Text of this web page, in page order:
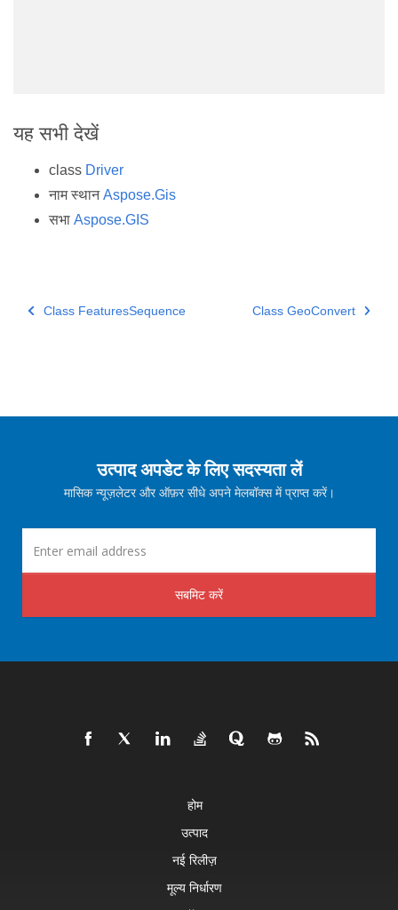
यह सभी देखें
class Driver
नाम स्थानAspose.Gis
सभा Aspose.GIS
Class FeaturesSequence Class GeoConvert
उत्पाद अपडेट के लिए सदस्यता लें
मासिक न्यूज़लेटर और ऑफ़र सीधे अपने मेलबॉक्स में प्राप्त करें।
सबमिट करें
होम
उत्पाद
नई रिलीज़
मूल्य निर्धारण